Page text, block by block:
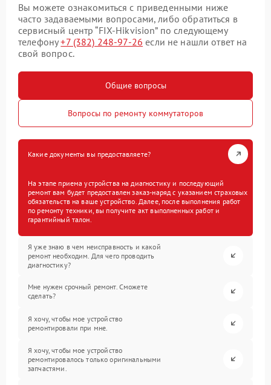
Вы можете ознакомиться с приведенными ниже
часто задаваемыми вопросами, либо обратиться в
сервисный центр “FIX-Hikvision” по следующему
телефону+7 (382) 248-97-26 если не нашли ответ на
свой вопрос.
Общие вопросы
Вопросы по ремонту коммутаторов
Какие документы вы предоставляете?
На этапе приема устройства на диагностику и последующий
ремонт вам будет предоставлен заказ-наряд с указанием страховых
обязательств на ваше устройство. Далее, после выполнения работ
по ремонту техники, вы получите акт выполненных работ и
гарантийный талон.
Я уже знаю в чем неисправность и какой
ремонт необходим. Для чего проводить
диагностику?
Мне нужен срочный ремонт. Сможете
сделать?
Я хочу, чтобы мое устройство
ремонтировали при мне.
Я хочу, чтобы мое устройство
ремонтировалось только оригинальными
запчастями.